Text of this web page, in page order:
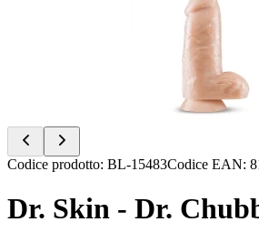
Item
of
Codice prodotto: BL-15483Codice EAN:
Dr. Skin - Dr.